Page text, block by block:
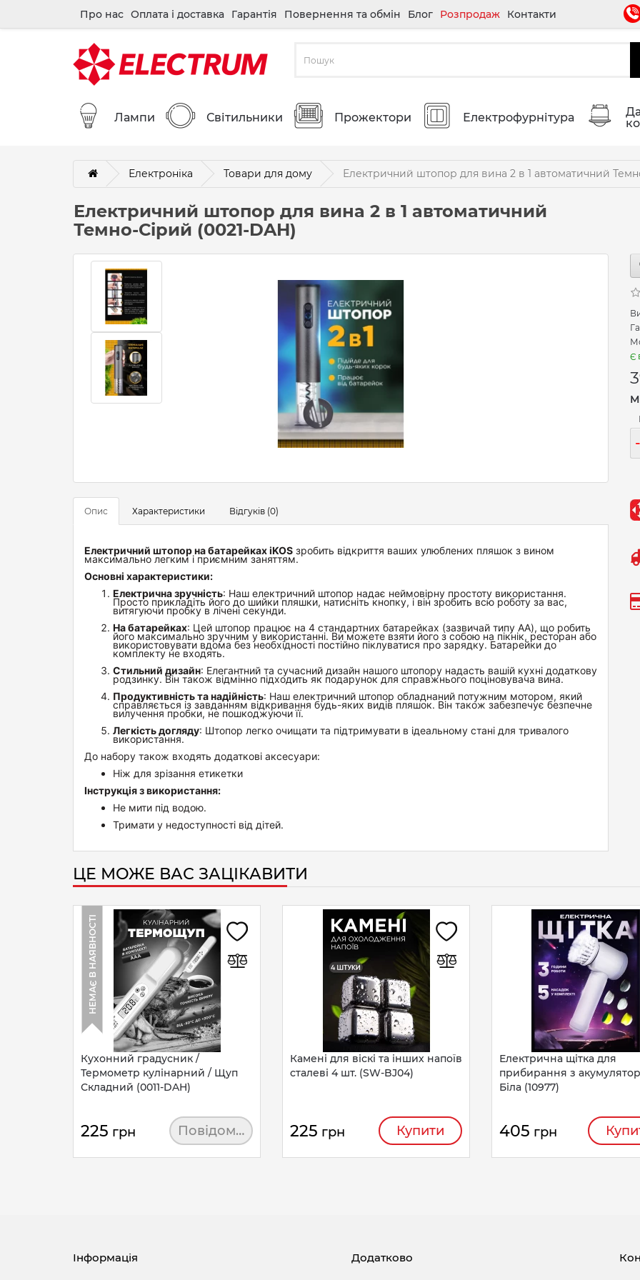
Про нас Оплата і доставка Гарантія Повернення та обмін Блог Розпродаж Контакти
Лампи Світильники Прожектори Електрофурнітура
Електроніка Товари для дому Електричний штопор для вина 2 в 1 автоматичний
Електричний штопор для вина 2 в 1 автоматичний
Темно-Сірий (0021-DAH)
Опис Характеристики Відгуків (0)
Електричний штопор на батарейках iKOS зробить відкриття ваших улюблених пляшок з вином
максимально легким і приємним заняттям.
Основні характеристики:
Електрична зручність: Наш електричний штопор надає неймовірну простоту використання.
Просто прикладіть його до шийки пляшки, натисніть кнопку, і він зробить всю роботу за вас,
витягуючи пробку в лічені секунди.
На батарейках: Цей штопор працює на 4 стандартних батарейках (зазвичай типу AA), що робить
його максимально зручним у використанні. Ви можете взяти його з собою на пікнік, ресторан або
використовувати вдома без необхідності постійно піклуватися про зарядку. Батарейки до
комплекту не входять.
Стильний дизайн: Елегантний та сучасний дизайн нашого штопору надасть вашій кухні додаткову
родзинку. Він також відмінно підходить як подарунок для справжнього поціновувача вина.
Продуктивність та надійність: Наш електричний штопор обладнаний потужним мотором, який
справляється із завданням відкривання будь-яких видів пляшок. Він також забезпечує безпечне
вилучення пробки, не пошкоджуючи її.
Легкість догляду: Штопор легко очищати та підтримувати в ідеальному стані для тривалого
використання.
До набору також входять додаткові аксесуари:
Ніж для зрізання етикетки
Інструкція з використання:
Не мити під водою.
Тримати у недоступності від дітей.
Є
-
ЦЕ МОЖЕ ВАС ЗАЦІКАВИТИ
Кухонний градусник /
Термометр кулінарний / Щуп
Складний (0011-DAH)
225 грн Повідомити
НЕМАЄ В НАЯВНОСТІ
Камені для віскі та інших напоїв
cталеві 4 шт. (SW-BJ04)
225 грн Купити
Електрична щітка для
прибирання з
Біла (10977)
405 грн
Інформація Додатково